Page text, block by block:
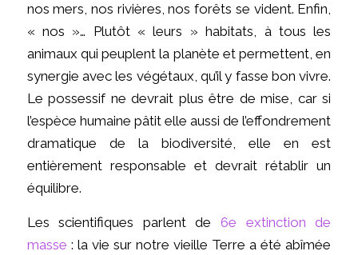
nos mers, nos rivières, nos forêts se vident. Enfin,
« nos »… Plutôt « leurs » habitats, à tous les
animaux qui peuplent la planète et permettent, en
synergie avec les végétaux, qu’il y fasse bon vivre.
Le possessif ne devrait plus être de mise, car si
l’espèce humaine pâtit elle aussi de l’effondrement
dramatique de la biodiversité, elle en est
entièrement responsable et devrait rétablir un
équilibre.
Les scientifiques parlent de6e extinction de
masse : la vie sur notre vieille Terre a été abîmée